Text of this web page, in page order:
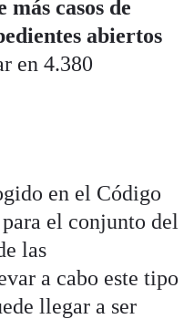
casos de
abiertos
en 4.380
en el Código
el conjunto del
las
a cabo este tipo
llegar a ser